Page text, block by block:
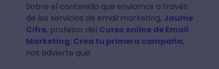
Sobre el contenido que enviamos a través
de los servicios de email marketing, Jaume
Cifre, profesor del Curso online de Email
Marketing: Crea tu primera campaña,
nos advierte que: